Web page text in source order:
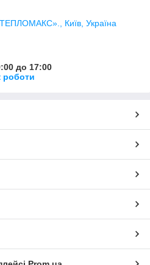
Київ, Україна
до 17:00
роботи